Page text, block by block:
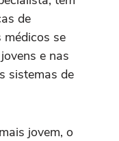
de
se
e nas
sistemas de
jovem, o